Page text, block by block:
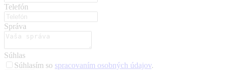
Telefón
Správa
Súhlas
Súhlasím so spracovaním osobných údajov.